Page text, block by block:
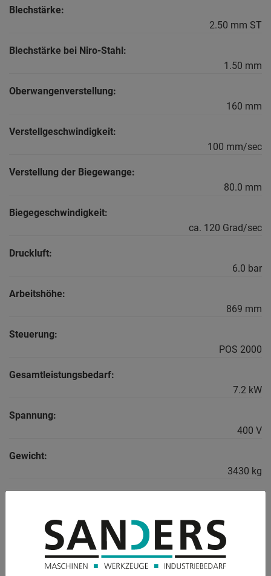
Blechstärke:
2.50 mm ST
Blechstärke bei Niro-Stahl:
1.50 mm
Oberwangenverstellung:
160 mm
Verstellgeschwindigkeit:
100 mm/sec
Verstellung der Biegewange:
80.0 mm
Biegegeschwindigkeit:
ca. 120 Grad/sec
Druckluft:
6.0 bar
Arbeitshöhe:
869 mm
Steuerung:
POS 2000
Gesamtleistungsbedarf:
7.2 kW
Spannung:
400 V
Gewicht:
3430 kg
BESCHREIBUNG
** aktueller Neupreis ~ 100.000 Euro
** aus einer Instandhaltungswerkstatt